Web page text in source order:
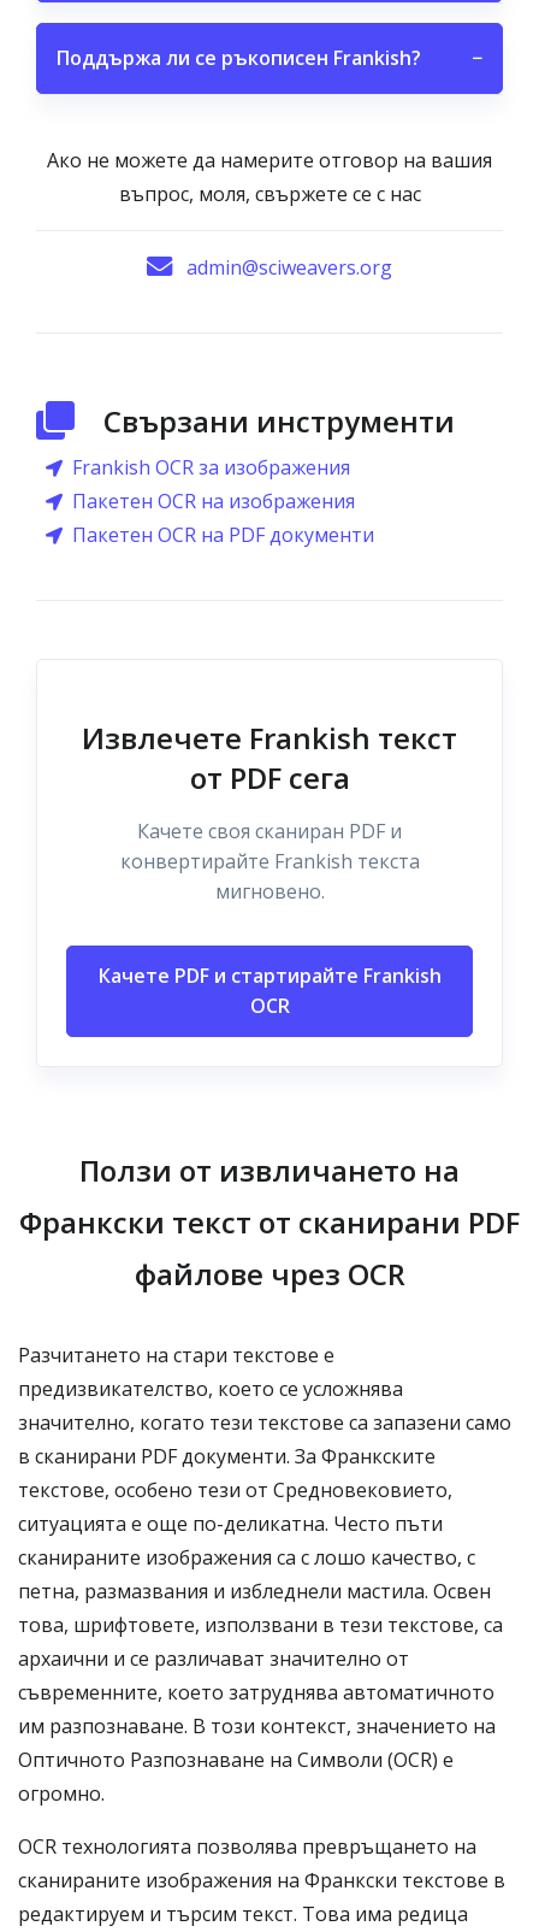
Поддържа ли се ръкописен Frankish? −
Ако не можете да намерите отговор на вашия
въпрос, моля, свържете се с нас
admin@sciweavers.org
Свързани инструменти
Frankish OCR за изображения
Пакетен OCR на изображения
Пакетен OCR на PDF документи
Извлечете Frankish текст
от PDF сега
Качете своя сканиран PDF и
конвертирайте Frankish текста
мигновено.
Качете PDF и стартирайте Frankish
OCR
Ползи от извличането на
Франкски текст от сканирани PDF
файлове чрез OCR
Разчитането на стари текстове е
предизвикателство, което се усложнява
значително, когато тези текстове са запазени само
в сканирани PDF документи. За Франкските
текстове, особено тези от Средновековието,
ситуацията е още по-деликатна. Често пъти
сканираните изображения са с лошо качество, с
петна, размазвания и избледнели мастила. Освен
това, шрифтовете, използвани в тези текстове, са
архаични и се различават значително от
съвременните, което затруднява автоматичното
им разпознаване. В този контекст, значението на
Оптичното Разпознаване на Символи (OCR) е
огромно.
OCR технологията позволява превръщането на
сканираните изображения на Франкски текстове в
редактируем и търсим текст. Това има редица